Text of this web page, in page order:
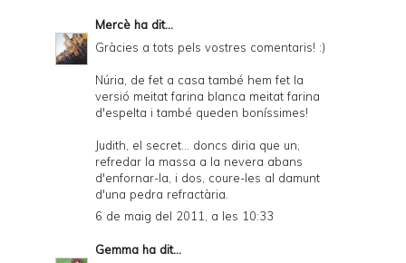
Mercè ha dit...
Gràcies a tots pels vostres comentaris! :)
Núria, de fet a casa també hem fet la
versió meitat farina blanca meitat farina
d'espelta i també queden boníssimes!
Judith, el secret... doncs diria que un,
refredar la massa a la nevera abans
d'enfornar-la, i dos, coure-les al damunt
d'una pedra refractària.
6 de maig del 2011, a les 10:33
Gemma ha dit...